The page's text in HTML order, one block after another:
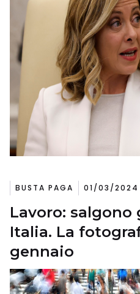
BUSTA PAGA 01/03/2024
Lavoro:
Italia. La
gennaio